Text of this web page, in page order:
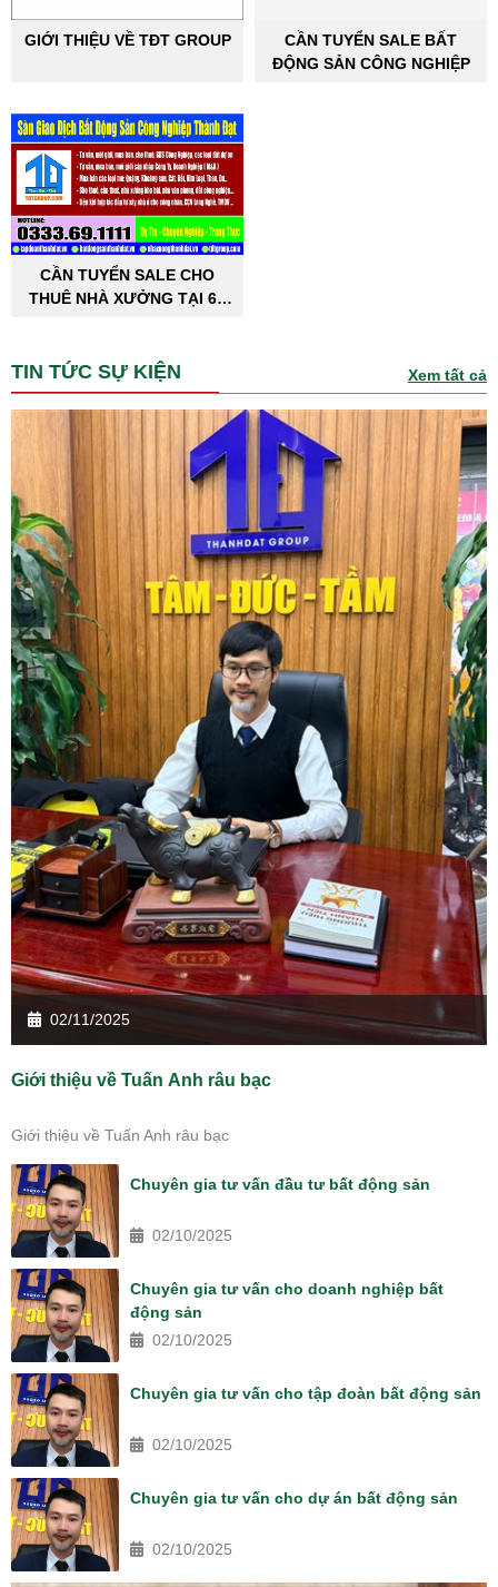
GIỚI THIỆU VỀ TĐT GROUP
CẦN TUYỂN SALE BẤT
ĐỘNG SẢN CÔNG NGHIỆP
CẦN TUYỂN SALE CHO
THUÊ NHÀ XƯỞNG TẠI 63
TIN TỨC SỰ KIỆN Xem tất cả
02/11/2025
Giới thiệu về Tuấn Anh râu bạc
Giới thiệu về Tuấn Anh râu bạc
Chuyên gia tư vấn đầu tư bất động sản
02/10/2025
Chuyên gia tư vấn cho doanh nghiệp bất
động sản
02/10/2025
Chuyên gia tư vấn cho tập đoàn bất động sản
02/10/2025
Chuyên gia tư vấn cho dự án bất động sản
02/10/2025